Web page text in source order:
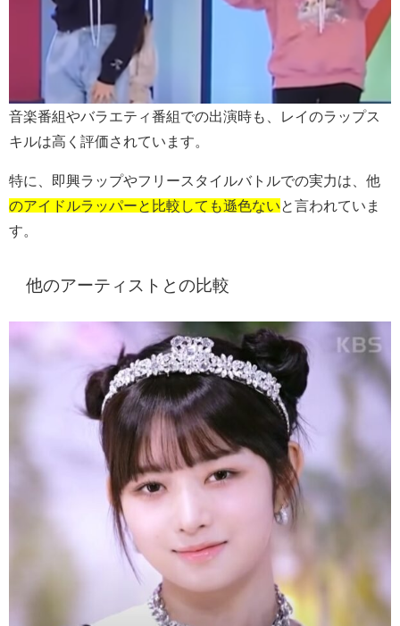
音楽番組やバラエティ番組での出演時も、レイのラップス
キルは高く評価されています。
特に、即興ラップやフリースタイルバトルでの実力は、他
のアイドルラッパーと比較しても遜色ない と言われていま
す。
他のアーティストとの比較